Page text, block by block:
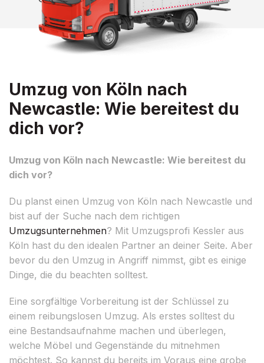
Umzug von Köln nach
Newcastle: Wie bereitest du
dich vor?
Umzug von Köln nach Newcastle: Wie bereitest du
dich vor?
Du planst einen Umzug von Köln nach Newcastle und
bist auf der Suche nach dem richtigen
Umzugsunternehmen? Mit Umzugsprofi Kessler aus
Köln hast du den idealen Partner an deiner Seite. Aber
bevor du den Umzug in Angriff nimmst, gibt es einige
Dinge, die du beachten solltest.
Eine sorgfältige Vorbereitung ist der Schlüssel zu
einem reibungslosen Umzug. Als erstes solltest du
eine Bestandsaufnahme machen und überlegen,
welche Möbel und Gegenstände du mitnehmen
möchtest. So kannst du bereits im Voraus eine grobe